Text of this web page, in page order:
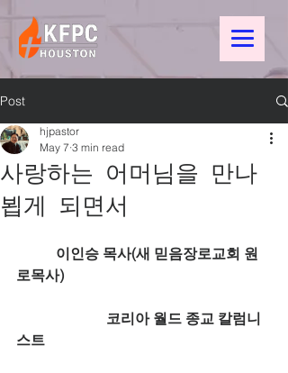
Post
사랑하는 어머님을 만나
뵙게 되면서
hjpastor
May 7 3 min read
로목사)
                         코리아 월드 종교 칼럼니
스트